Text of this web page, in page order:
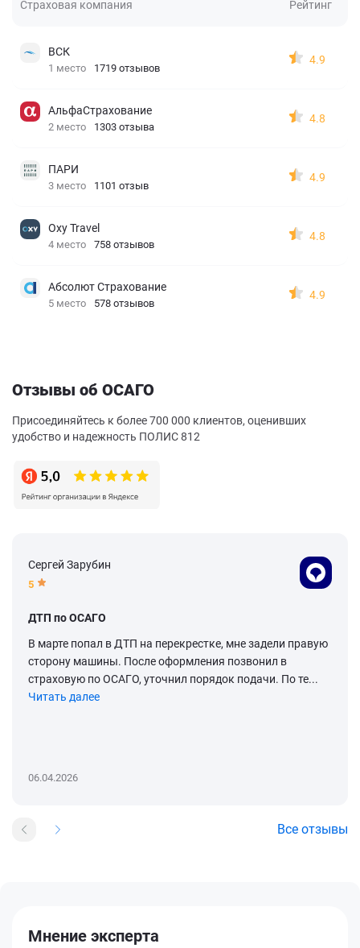
Страховая компания Рейтинг
ВСК
1 место 1719 отзывов
4.9
АльфаСтрахование
2 место 1303 отзыва
4.8
ПАРИ
3 место 1101 отзыв
4.9
Oxy Travel
4 место 758 отзывов
4.8
Абсолют Страхование
5 место 578 отзывов
4.9
Отзывы об ОСАГО
Присоединяйтесь к более 700 000 клиентов, оценивших
удобство и надежность ПОЛИС 812
Сергей Зарубин
5
ДТП по ОСАГО
В марте попал в ДТП на перекрестке, мне задели правую
сторону машины. После оформления позвонил в
страховую по ОСАГО, уточнил порядок подачи. По те...
Читать далее
06.04.2026
Все отзывы
Мнение эксперта